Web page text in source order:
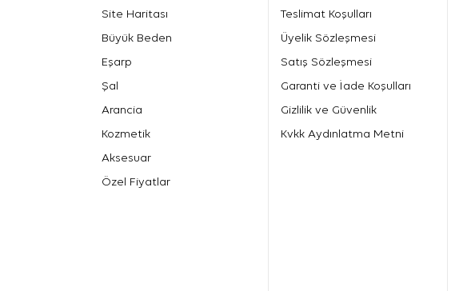
Site Haritası
Büyük Beden
Eşarp
Şal
Arancia
Kozmetik
Aksesuar
Özel Fiyatlar
Teslimat Koşulları
Üyelik Sözleşmesi
Satış Sözleşmesi
Garanti ve İade Koşulları
Gizlilik ve Güvenlik
Kvkk Aydınlatma Metni